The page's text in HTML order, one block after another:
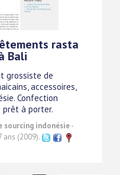
rasta
Bali
grossiste de
accessoires,
Confection
à porter.
indonésie-
ans (2009).